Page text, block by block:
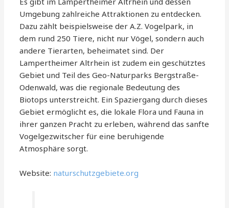
Umgebung zahlreiche Attraktionen zu entdecken.
Dazu zählt beispielsweise der A.Z. Vogelpark, in
dem rund 250 Tiere, nicht nur Vögel, sondern auch
andere Tierarten, beheimatet sind. Der
Lampertheimer Altrhein ist zudem ein geschütztes
Gebiet und Teil des Geo-Naturparks Bergstraße-
Odenwald, was die regionale Bedeutung des
Biotops unterstreicht. Ein Spaziergang durch dieses
Gebiet ermöglicht es, die lokale Flora und Fauna in
ihrer ganzen Pracht zu erleben, während das sanfte
Vogelgezwitscher für eine beruhigende
Atmosphäre sorgt.
Website: naturschutzgebiete.org